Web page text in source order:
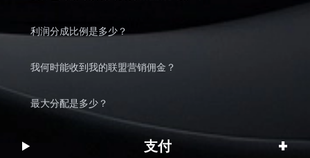
利润分成比例是多少？
我何时能收到我的联盟营销佣金？
最大分配是多少？
支付 +